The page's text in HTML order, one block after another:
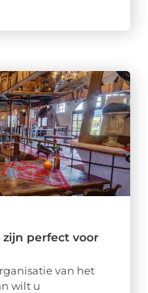
perfect voor
van het
wilt u